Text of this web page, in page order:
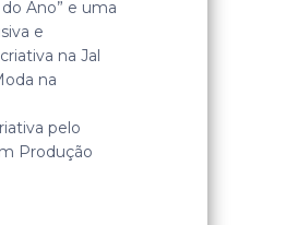
Ano” e uma
e
na Jal
na
pelo
Produção